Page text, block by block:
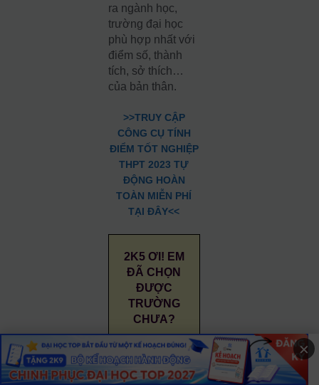
ra ngành học,
trường đại học
phù hợp nhất với
điểm số, thành
tích, sở thích…
của bản thân.
>>TRUY CẬP
CÔNG CỤ TÍNH
ĐIỂM TỐT NGHIỆP
THPT 2023 TỰ
ĐỘNG HOÀN
TOÀN MIỄN PHÍ
TẠI ĐÂY<<
2K5 ƠI! EM
ĐÃ CHỌN
ĐƯỢC
TRƯỜNG
CHƯA?
Đăng ký
nhận ngay
lời khuyên
×